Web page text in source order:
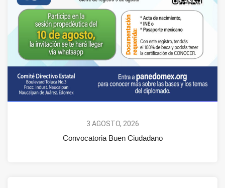
3 AGOSTO, 2026
Convocatoria Buen Ciudadano